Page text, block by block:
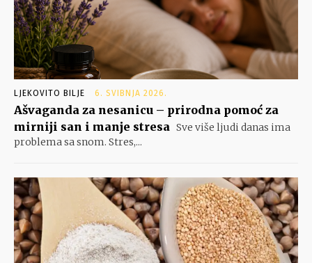
LJEKOVITO BILJE 6. SVIBNJA 2026.
Ašvaganda za nesanicu – prirodna pomoć za
mirniji san i manje stresa Sve više ljudi danas ima
problema sa snom. Stres,...